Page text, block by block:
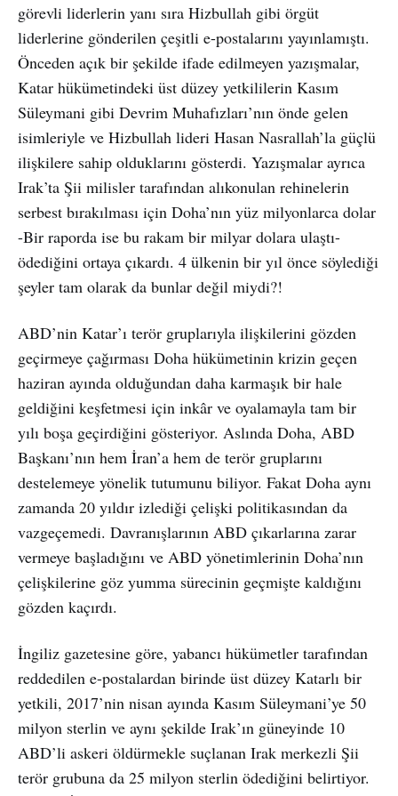
görevli liderlerin yanı sıra Hizbullah gibi örgüt
liderlerine gönderilen çeşitli e-postalarını yayınlamıştı.
Önceden açık bir şekilde ifade edilmeyen yazışmalar,
Katar hükümetindeki üst düzey yetkililerin Kasım
Süleymani gibi Devrim Muhafızları’nın önde gelen
isimleriyle ve Hizbullah lideri Hasan Nasrallah’la güçlü
ilişkilere sahip olduklarını gösterdi. Yazışmalar ayrıca
Irak’ta Şii milisler tarafından alıkonulan rehinelerin
serbest bırakılması için Doha’nın yüz milyonlarca dolar
-Bir raporda ise bu rakam bir milyar dolara ulaştı-
ödediğini ortaya çıkardı. 4 ülkenin bir yıl önce söylediği
şeyler tam olarak da bunlar değil miydi?!
ABD’nin Katar’ı terör gruplarıyla ilişkilerini gözden
geçirmeye çağırması Doha hükümetinin krizin geçen
haziran ayında olduğundan daha karmaşık bir hale
geldiğini keşfetmesi için inkâr ve oyalamayla tam bir
yılı boşa geçirdiğini gösteriyor. Aslında Doha, ABD
Başkanı’nın hem İran’a hem de terör gruplarını
destelemeye yönelik tutumunu biliyor. Fakat Doha aynı
zamanda 20 yıldır izlediği çelişki politikasından da
vazgeçemedi. Davranışlarının ABD çıkarlarına zarar
vermeye başladığını ve ABD yönetimlerinin Doha’nın
çelişkilerine göz yumma sürecinin geçmişte kaldığını
gözden kaçırdı.
İngiliz gazetesine göre, yabancı hükümetler tarafından
reddedilen e-postalardan birinde üst düzey Katarlı bir
yetkili, 2017’nin nisan ayında Kasım Süleymani’ye 50
milyon sterlin ve aynı şekilde Irak’ın güneyinde 10
ABD’li askeri öldürmekle suçlanan Irak merkezli Şii
terör grubuna da 25 milyon sterlin ödediğini belirtiyor.